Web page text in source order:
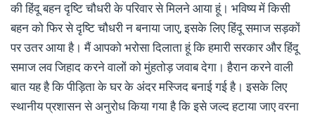
की हिंदू बहन दृष्टि चौधरी के परिवार से मिलने आया हूं। भविष्य में किसी
बहन को फिर से दृष्टि चौधरी न बनाया जाए, इसके लिए हिंदू समाज सड़कों
पर उतर आया है। मैं आपको भरोसा दिलाता हूं कि हमारी सरकार और हिंदू
समाज लव जिहाद करने वालों को मुंहतोड़ जवाब देगा। हैरान करने वाली
बात यह है कि पीड़िता के घर के अंदर मस्जिद बनाई गई है। इसके लिए
स्थानीय प्रशासन से अनुरोध किया गया है कि इसे जल्द हटाया जाए वरना